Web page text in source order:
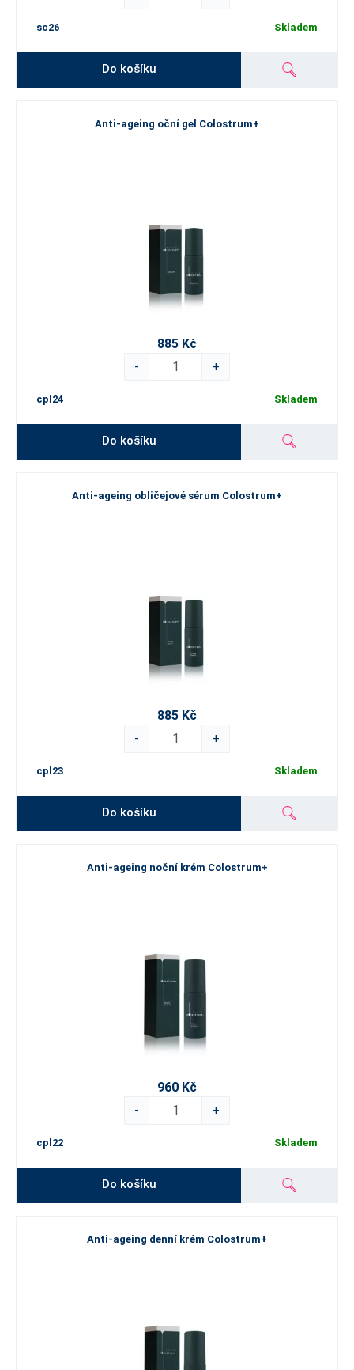
sc26 Skladem
Do košíku
Anti-ageing oční gel Colostrum+
885 Kč
-
+
cpl24 Skladem
Do košíku
Anti-ageing obličejové sérum Colostrum+
885 Kč
-
+
cpl23 Skladem
Do košíku
Anti-ageing noční krém Colostrum+
960 Kč
-
+
cpl22 Skladem
Do košíku
Anti-ageing denní krém Colostrum+